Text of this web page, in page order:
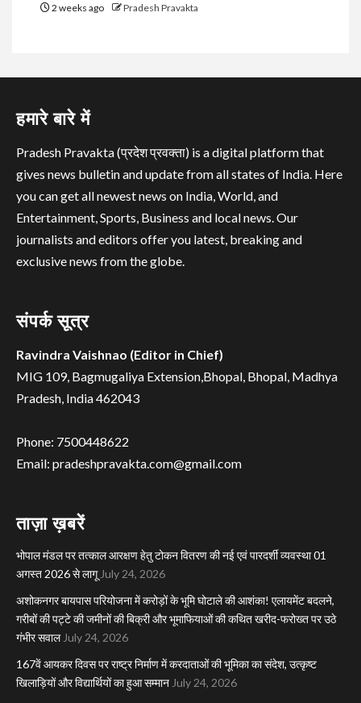
2 weeks ago Pradesh Pravakta
हमारे बारे में
Pradesh Pravakta (प्रदेश प्रवक्ता) is a digital platform that
gives news bulletin and update from all states of India. Here
you can get all newest news on India, World, and
Entertainment, Sports, Business and local news. Our
journalists and editors offer you latest, breaking and
exclusive news from the globe.
संपर्क सूत्र
Ravindra Vaishnao (Editor in Chief)
MIG 109, Bagmugaliya Extension,Bhopal, Bhopal, Madhya
Pradesh, India 462043
Phone: 7500448622
Email: pradeshpravakta.com@gmail.com
ताज़ा ख़बरें
भोपाल मंडल पर तत्काल आरक्षण हेतु टोकन वितरण की नई एवं पारदर्शी व्यवस्था 01
अगस्त 2026 से लागू July 24, 2026
अशोकनगर बायपास परियोजना में करोड़ों के भूमि घोटाले की आशंका! एलायमेंट बदलने,
गरीबों की पट्टे की जमीनों की बिक्री और भूमाफियाओं की कथित खरीद-फरोख्त पर उठे
गंभीर सवाल July 24, 2026
167वें आयकर दिवस पर राष्ट्र निर्माण में करदाताओं की भूमिका का संदेश, उत्कृष्ट
खिलाड़ियों और विद्यार्थियों का हुआ सम्मान July 24, 2026